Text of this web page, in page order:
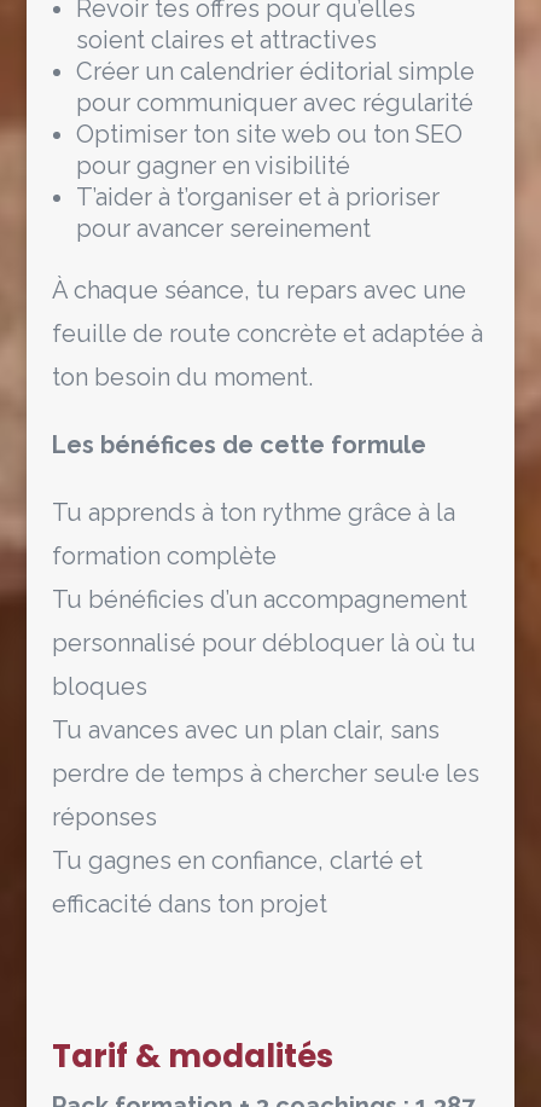
Revoir tes offres pour qu’elles
soient claires et attractives
Créer un calendrier éditorial simple
pour communiquer avec régularité
Optimiser ton site web ou ton SEO
pour gagner en visibilité
T’aider à t’organiser et à prioriser
pour avancer sereinement
À chaque séance, tu repars avec une
feuille de route concrète et adaptée à
ton besoin du moment.
Les bénéfices de cette formule
Tu apprends à ton rythme grâce à la
formation complète
Tu bénéficies d’un accompagnement
personnalisé pour débloquer là où tu
bloques
Tu avances avec un plan clair, sans
perdre de temps à chercher seul·e les
réponses
Tu gagnes en confiance, clarté et
efficacité dans ton projet
Tarif & modalités